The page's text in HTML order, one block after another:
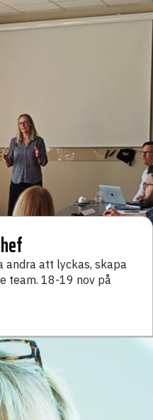
andra att lyckas, skapa
team. 18-19 nov på